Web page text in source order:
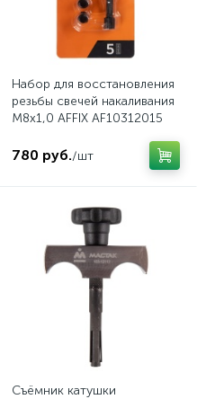
вибрационные
3
орбитальные
(УШМ)
(биты)
Набор для восстановления
резьбы свечей накаливания
М8х1,0 AFFIX AF10312015
780 руб./шт
Съёмник катушки